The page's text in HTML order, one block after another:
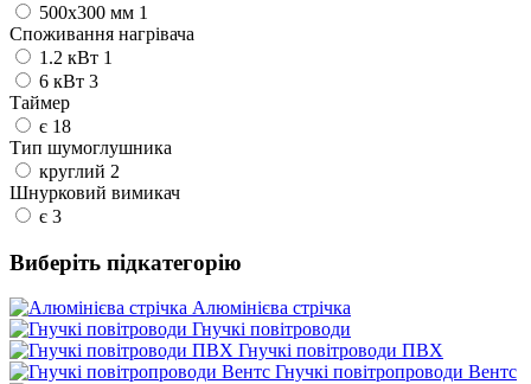
500х300 мм 1
Споживання нагрівача
1.2 кВт 1
6 кВт 3
Таймер
є 18
Тип шумоглушника
круглий 2
Шнурковий вимикач
є 3
Виберіть підкатегорію
Алюмінієва стрічка
Гнучкі повітроводи
Гнучкі повітроводи ПВХ
Гнучкі повітропроводи Вентс